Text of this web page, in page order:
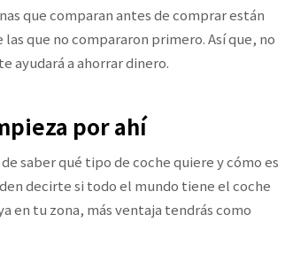
que comparan antes de comprar están
que no compararon primero. Así que, no
ayudará a ahorrar dinero.
por ahí
saber qué tipo de coche quiere y cómo es
decirte si todo el mundo tiene el coche
en tu zona, más ventaja tendrás como